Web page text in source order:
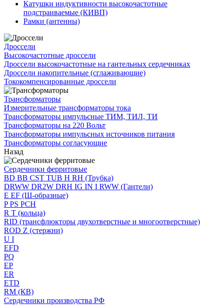
Катушки индуктивности высокочастотные
подстраиваемые (КИВП)
Рамки (антенны)
Дроссели
Высокочастотные дроссели
Дроссели высокочастотные на гантельных сердечниках
Дроссели накопительные (сглаживающие)
Тококомпенсированные дроссели
Трансформаторы
Измерительные трансформаторы тока
Трансформаторы импульсные ТИМ, ТИЛ, ТИ
Трансформаторы на 220 Вольт
Трансформаторы импульсных источников питания
Трансформаторы согласующие
Назад
Сердечники ферритовые
BD BB CST TUB H RH (Трубка)
DRWW DR2W DRH IG IN I RWW (Гантели)
E EF (Ш-образные)
P PS PCH
R T (кольца)
RID (трансфлюкторы двухотверстные и многоотверстные)
ROD Z (стержни)
U I
EFD
PQ
EP
ER
ETD
RM (КВ)
Сердечники производства РФ